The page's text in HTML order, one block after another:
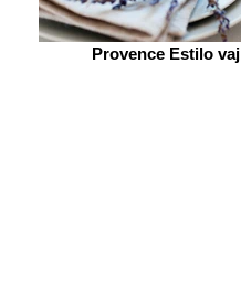
Provence Estilo